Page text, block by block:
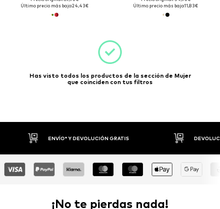
Último precio más bajo:24,43€
Último precio más bajo:11,83€
Has visto todos los productos de la sección de Mujer
que coinciden con tus filtros
DEVOLUCIONES HASTA 30 DÍAS
¡No te pierdas nada!